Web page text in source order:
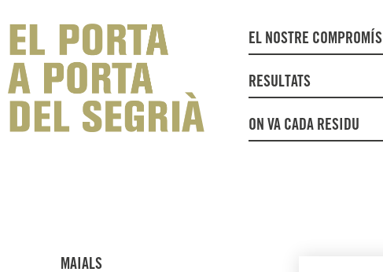
EL NOSTRE COMPROMÍS
RESULTATS
ON VA CADA RESIDU
MAIALS